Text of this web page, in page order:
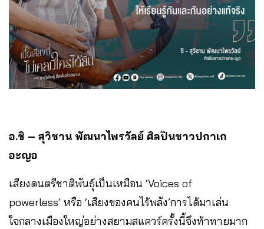
อ.ชิ – สุวิชาน พัฒนาไพรวัลย์ ศิลปินชาวปกาเก
อะญอ
เสียงดนตรีชาติพันธุ์เป็นเหมือน ‘Voices of
powerless’ หรือ ‘เสียงของคนไร้พลัง’การได้มาเล่น
ใจกลางเมืองใหญ่อย่างสยามสแควร์ครั้งนี้จึงท้าทายมาก